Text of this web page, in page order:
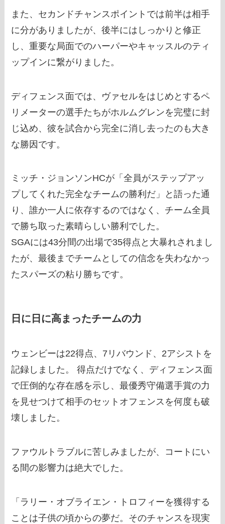
また、セカンドチャンスポイントでは前半は相手
に分がありましたが、後半にはしっかりと修正
し、重要な局面でのハーパーやキャッスルのティ
ップインに繋がりました。
ディフェンス面では、ヴァセルをはじめとするペ
リメーターの選手たちがホルムグレンを完璧に封
じ込め、彼を試合から完全に消し去ったのも大き
な勝因です。
ミッチ・ジョンソンHCが「全員がステップアッ
プしてくれた完全なチームの勝利だ」と語った通
り、誰か一人に依存するのではなく、チーム全員
で勝ち取った素晴らしい勝利でした。
SGAには43分間の出場で35得点と大暴れされまし
たが、最後までチームとしての信念を失わなかっ
たスパーズの粘り勝ちです。
日に日に高まったチームの力
ウェンビーは22得点、7リバウンド、2アシストを
記録しました。 得点だけでなく、ディフェンス面
で圧倒的な存在感を示し、最優秀守備選手賞の力
を見せつけて相手のセットオフェンスを何度も破
壊しました。
ファウルトラブルに苦しみましたが、コートにい
る間の影響力は絶大でした。
「ラリー・オブライエン・トロフィーを獲得する
ことは子供の頃からの夢だ。そのチャンスを現実